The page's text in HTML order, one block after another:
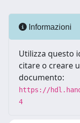
Informazioni
Utilizza questo
citare o creare
documento:
https://
4